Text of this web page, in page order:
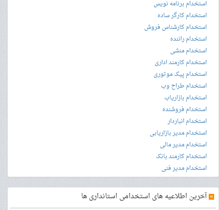
استخدام برنامه نویس
استخدام کارگر ساده
استخدام کارشناس فروش
استخدام راننده
استخدام منشی
استخدام کارمند اداری
استخدام پیک موتوری
استخدام طراح وب
استخدام بازاریاب
استخدام فروشنده
استخدام انباردار
استخدام مدیر بازاریابی
استخدام مدیر مالی
استخدام کارمند بانک
استخدام مدیر فنی
»آخرین اطلاعیه های استخدامی استانداری ها